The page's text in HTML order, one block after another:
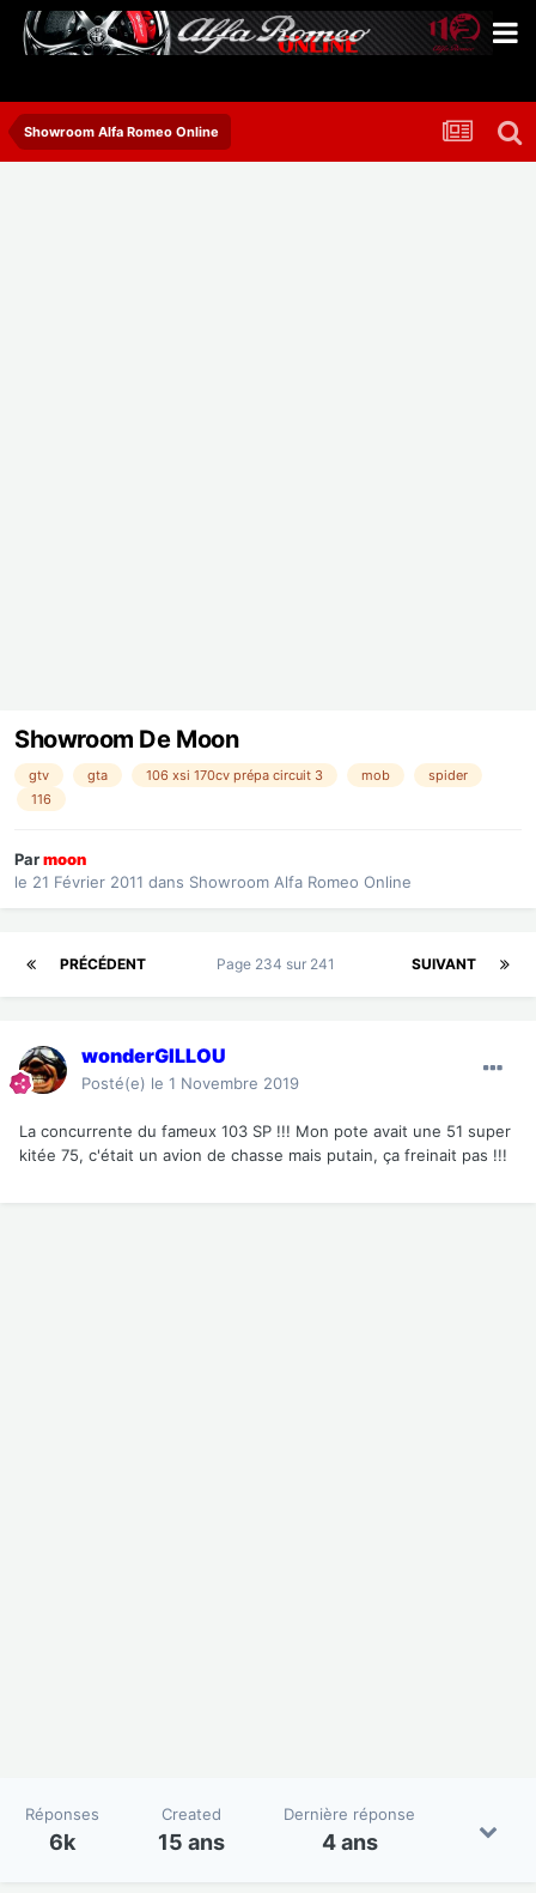
Showroom Alfa Romeo Online
Showroom De Moon
gtv gta 106 xsi 170cv prépa circuit 3 mob
spider
116
Parmoon
le 21 Février 2011 dans Showroom Alfa Romeo Online
PRÉCÉDENT SUIVANT
Page 234 sur 241
wonderGILLOU
Posté(e) le 1 Novembre 2019
La concurrente du fameux 103 SP !!! Mon pote avait une 51 super
kitée 75, c'était un avion de chasse mais putain, ça freinait pas !!!
Réponses
6k
Created
15 ans
Dernière réponse
4 ans